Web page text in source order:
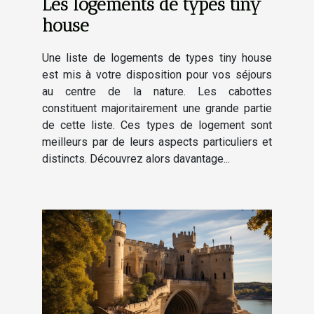
Les logements de types tiny
house
Une liste de logements de types tiny house
est mis à votre disposition pour vos séjours
au centre de la nature. Les cabottes
constituent majoritairement une grande partie
de cette liste. Ces types de logement sont
meilleurs par de leurs aspects particuliers et
distincts. Découvrez alors davantage...